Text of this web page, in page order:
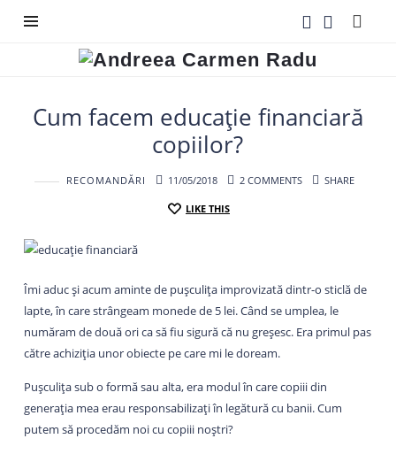
Andreea
Radu
Cum facem educație financiară
copiilor?
RECOMANDĂRI 11/05/2018 2 COMMENTS SHARE
LIKE THIS
Îmi aduc și acum aminte de pușculița improvizată dintr-o sticlă de
lapte, în care strângeam monede de 5 lei. Când se umplea, le
număram de două ori ca să fiu sigură că nu greșesc. Era primul pas
către achiziția unor obiecte pe care mi le doream.
Pușculița sub o formă sau alta, era modul în care copiii din
generația mea erau responsabilizați în legătură cu banii. Cum
putem să procedăm noi cu copiii noștri?